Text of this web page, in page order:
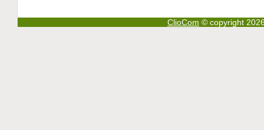
ClioCom © copyright